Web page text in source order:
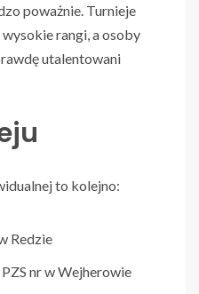
poważnie. Turnieje
rangi, a osoby
utalentowani
to kolejno:
Redzie
nr w Wejherowie